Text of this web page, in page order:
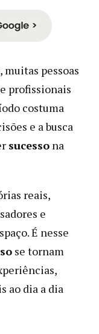
muitas pessoas
profissionais
costuma
e a busca
sucesso na
reais,
e
É nesse
se tornam
ao dia a dia